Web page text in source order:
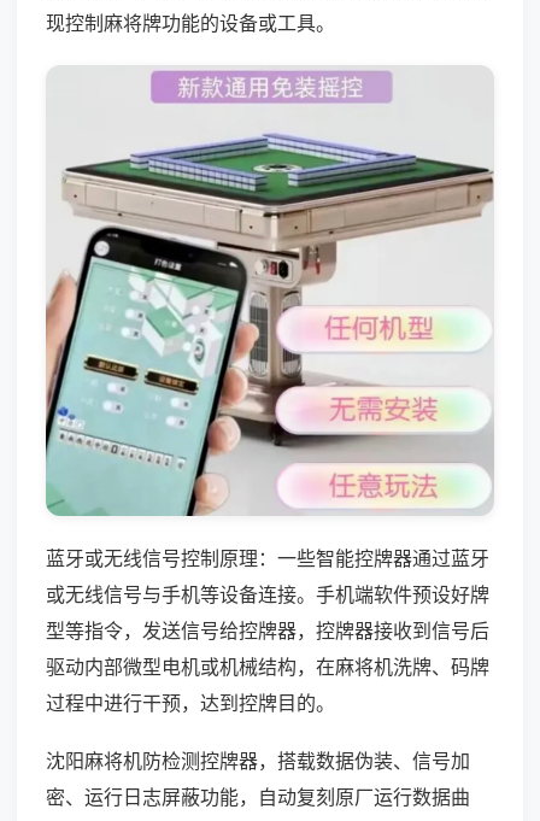
现控制麻将牌功能的设备或工具。
蓝牙或无线信号控制原理：一些智能控牌器通过蓝牙
或无线信号与手机等设备连接。手机端软件预设好牌
型等指令，发送信号给控牌器，控牌器接收到信号后
驱动内部微型电机或机械结构，在麻将机洗牌、码牌
过程中进行干预，达到控牌目的。
沈阳麻将机防检测控牌器，搭载数据伪装、信号加
密、运行日志屏蔽功能，自动复刻原厂运行数据曲